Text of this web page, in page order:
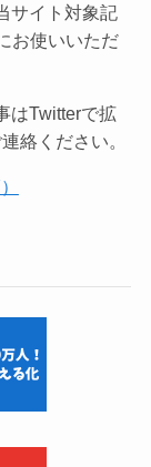
サイト対象記
お使いいただ
はTwitterで拡
絡ください。